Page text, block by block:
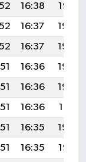
16:38
19:47
16:37
19:46
16:37
19:44
16:36
19:43
16:36
19:42
16:36
19:41
16:35
19:40
16:35
19:38